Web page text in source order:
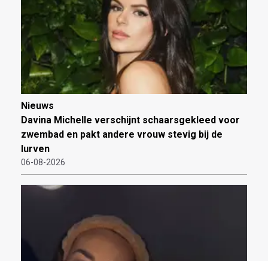
Nieuws
Davina Michelle verschijnt schaarsgekleed voor
zwembad en pakt andere vrouw stevig bij de
lurven
06-08-2026